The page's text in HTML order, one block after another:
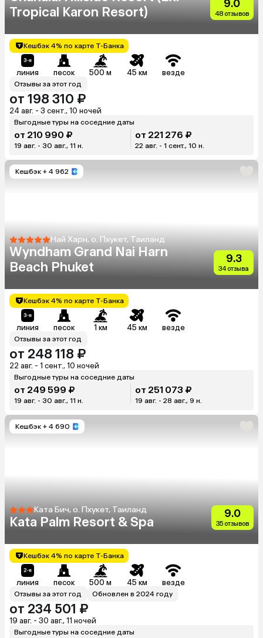
Tropical Karon Resort)
9.0
48 отзывов
Кешбэк 4% по карте Т-Банка
линия песок 500 м 45 км везде
Отзывы за этот год
от 198 310 ₽
24 авг. - 3 сент., 10 ночей
Выгодные туры на соседние даты
от 210 990 ₽
19 авг. - 30 авг., 11 н.
от 221 276 ₽
22 авг. - 1 сент., 10 н.
Кешбэк + 4 962
Най Харн, о. Пхукет, Таиланд
Wyndham Grand Nai Harn
Beach Phuket
9.3
34 отзыва
Кешбэк 4% по карте Т-Банка
линия песок 1 км 45 км везде
Отзывы за этот год
от 248 118 ₽
22 авг. - 1 сент., 10 ночей
Выгодные туры на соседние даты
от 249 599 ₽
19 авг. - 30 авг., 11 н.
от 251 073 ₽
19 авг. - 28 авг., 9 н.
Кешбэк + 4 690
Ката Бич, о. Пхукет, Таиланд
Kata Palm Resort & Spa
9.0
35 отзывов
Кешбэк 4% по карте Т-Банка
линия песок 500 м 45 км везде
Отзывы за этот год Обновлен в 2024 году
от 234 501 ₽
19 авг. - 30 авг., 11 ночей
Выгодные туры на соседние даты